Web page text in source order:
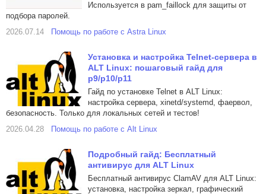
Используется в pam_faillock для защиты от
подбора паролей.
2026.07.14
Помощь по работе с Astra Linux
Установка и настройка Telnet-сервера в
ALT Linux: пошаговый гайд для
p9/p10/p11
Гайд по установке Telnet в ALT Linux:
настройка сервера, xinetd/systemd, фаервол,
безопасность. Только для локальных сетей и тестов!
2026.04.28
Помощь по работе с Alt Linux
Подробный гайд: Бесплатный
антивирус для ALT Linux
Бесплатный антивирус ClamAV для ALT Linux:
установка, настройка зеркал, графический